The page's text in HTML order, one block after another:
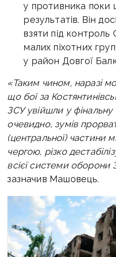
у противника поки
результатів. Він
взяти під контроль
малих піхотних
у район Довгої
«Таким чином, наразі
що бої за
ЗСУ увійшли у фінальну
очевидно, зумів
(центральної) частини
чергою, різко
всієї системи оборони
зазначив Машовець.